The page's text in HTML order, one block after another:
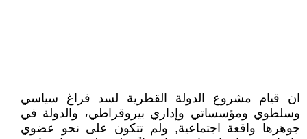
ان قيام مشروع الدولة القطرية لسد فراغ سياسي
وسلطوي ومؤسساتي وإداري بيروقراطي، والدولة في
جوهرها واقعة اجتماعية, ولم تتكون على نحو عضوي